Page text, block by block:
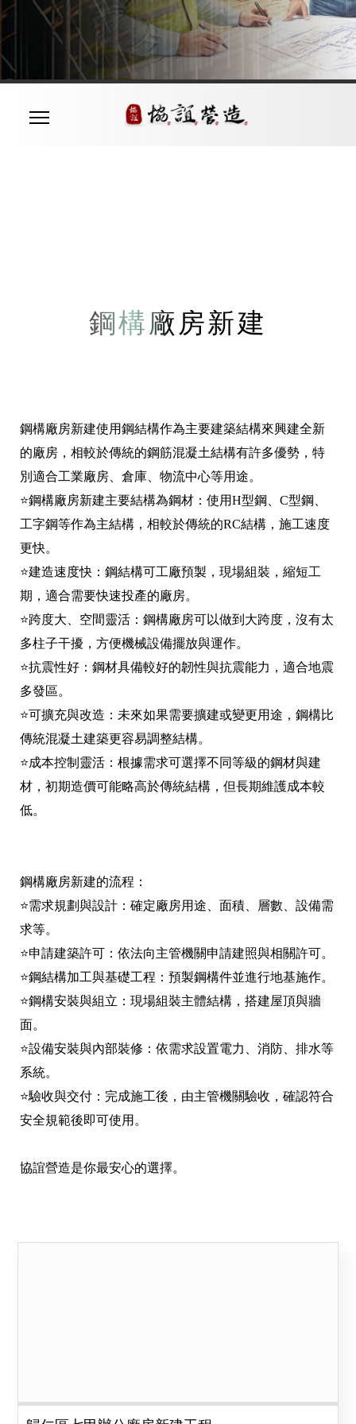
鋼構廠房新建
鋼構廠房新建使用鋼結構作為主要建築結構來興建全新
的廠房，相較於傳統的鋼筋混凝土結構有許多優勢，特
別適合工業廠房、倉庫、物流中心等用途。
⭐鋼構廠房新建主要結構為鋼材：使用H型鋼、C型鋼、
工字鋼等作為主結構，相較於傳統的RC結構，施工速度
更快。
⭐建造速度快：鋼結構可工廠預製，現場組裝，縮短工
期，適合需要快速投產的廠房。
⭐跨度大、空間靈活：鋼構廠房可以做到大跨度，沒有太
多柱子干擾，方便機械設備擺放與運作。
⭐抗震性好：鋼材具備較好的韌性與抗震能力，適合地震
多發區。
⭐可擴充與改造：未來如果需要擴建或變更用途，鋼構比
傳統混凝土建築更容易調整結構。
⭐成本控制靈活：根據需求可選擇不同等級的鋼材與建
材，初期造價可能略高於傳統結構，但長期維護成本較
低。
鋼構廠房新建的流程：
⭐需求規劃與設計：確定廠房用途、面積、層數、設備需
求等。
⭐申請建築許可：依法向主管機關申請建照與相關許可。
⭐鋼結構加工與基礎工程：預製鋼構件並進行地基施作。
⭐鋼構安裝與組立：現場組裝主體結構，搭建屋頂與牆
面。
⭐設備安裝與內部裝修：依需求設置電力、消防、排水等
系統。
⭐驗收與交付：完成施工後，由主管機關驗收，確認符合
安全規範後即可使用。
協誼營造是你最安心的選擇。